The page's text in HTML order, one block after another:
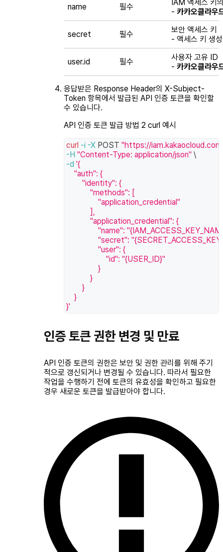
name 필수
IAM 액세스 키
- 카카오클라우
secret 필수
보안 액세스 키
- 액세스 키 생
user.id 필수
사용자 고유 ID
- 카카오클라우
응답받은 Response Header의 X-Subject-
Token 항목에서 발급된 API 인증 토큰을 확인할
수 있습니다.
API 인증 토큰 발급 방법 2 curl 예시
curl -i -X POST "https://
-H "Content-Type: application/json" \
-d '{
    "auth": {
        "identity": {
            "methods": [
                "application_credential"
            ],
            "application_credential": {
"name":
"secret":
                "user": {
                    "id": "{USER_ID}"
                }
            }
        }
    }
}'
인증 토큰 권한 변경 및 만료
API 인증 토큰의 권한은 보안 및 권한 관리를 위해 주기
적으로 갱신되거나 변경될 수 있습니다. 따라서 필요한
작업을 수행하기 전에 토큰의 유효성을 확인하고 필요한
경우 새로운 토큰을 발급받아야 합니다.